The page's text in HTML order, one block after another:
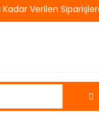
Verilen